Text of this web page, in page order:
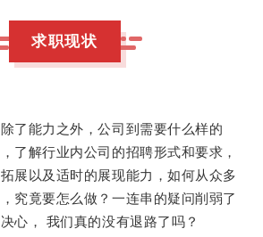
求职现状
了能力之外，公司到需要什么样的
了解行业内公司的招聘形式和要求，
展以及适时的展现能力，如何从众多
究竟要怎么做？一连串的疑问削弱了
心， 我们真的没有退路了吗？